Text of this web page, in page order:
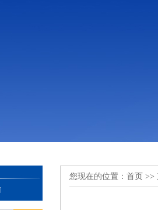
您现在的位置： 首页 >>